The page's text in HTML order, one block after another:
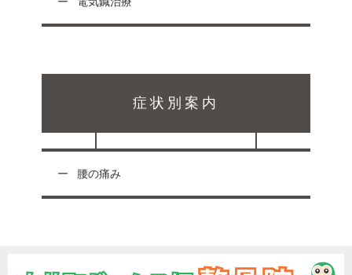
症状別案内
腰の痛み